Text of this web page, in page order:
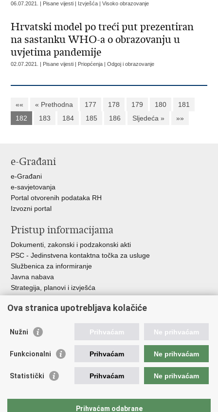
06.07.2021. | Pisane vijesti | Izvješća | Visoko obrazovanje
Hrvatski model po treći put prezentiran
na sastanku WHO-a o obrazovanju u
uvjetima pandemije
02.07.2021. | Pisane vijesti | Priopćenja | Odgoj i obrazovanje
«« « Prethodna 177 178 179 180
181
182
183 184 185 186 Sljedeća » »»
e-Građani
e-Građani
e-savjetovanja
Portal otvorenih podataka RH
Izvozni portal
Pristup informacijama
Dokumenti, zakonski i podzakonski akti
PSC - Jedinstvena kontaktna točka za usluge
Službenica za informiranje
Javna nabava
Strategija, planovi i izvješća
Korisne poveznice
Vlada RH
ASOO
CARNET
Ova stranica upotrebljava kolačiće
Nužni Prihvaćam Ne prihvaćam
Funkcionalni Prihvaćam Ne prihvaćam
Statistički Prihvaćam Ne prihvaćam
Prihvaćam odabrane